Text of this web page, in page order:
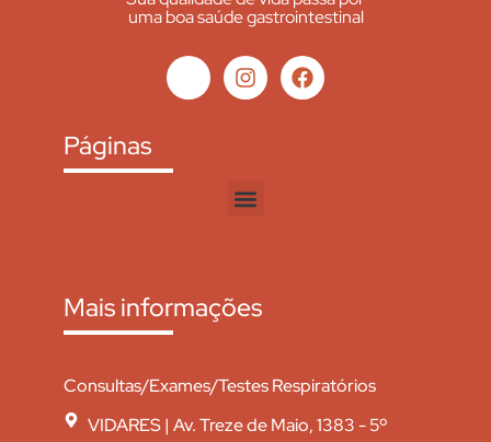
uma boa saúde gastrointestinal
Páginas
Mais informações
Consultas/Exames/Testes Respiratórios
VIDARES | Av. Treze de Maio, 1383 - 5º